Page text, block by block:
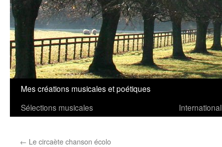
Aller
au
Mes créations musicales et poétiques
Sélections musicales
International
← Le circaète chanson écolo